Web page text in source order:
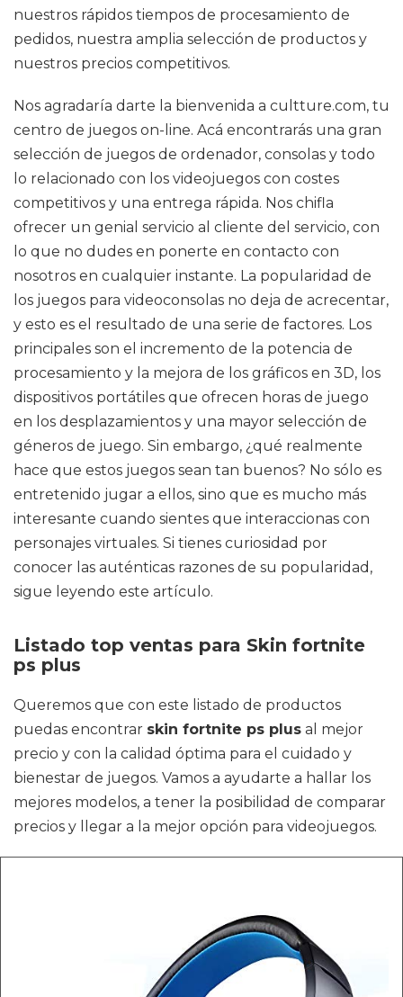
nuestros rápidos tiempos de procesamiento de
pedidos, nuestra amplia selección de productos y
nuestros precios competitivos.
Nos agradaría darte la bienvenida a cultture.com, tu
centro de juegos on-line. Acá encontrarás una gran
selección de juegos de ordenador, consolas y todo
lo relacionado con los videojuegos con costes
competitivos y una entrega rápida. Nos chifla
ofrecer un genial servicio al cliente del servicio, con
lo que no dudes en ponerte en contacto con
nosotros en cualquier instante. La popularidad de
los juegos para videoconsolas no deja de acrecentar,
y esto es el resultado de una serie de factores. Los
principales son el incremento de la potencia de
procesamiento y la mejora de los gráficos en 3D, los
dispositivos portátiles que ofrecen horas de juego
en los desplazamientos y una mayor selección de
géneros de juego. Sin embargo, ¿qué realmente
hace que estos juegos sean tan buenos? No sólo es
entretenido jugar a ellos, sino que es mucho más
interesante cuando sientes que interaccionas con
personajes virtuales. Si tienes curiosidad por
conocer las auténticas razones de su popularidad,
sigue leyendo este artículo.
Listado top ventas para Skin fortnite
ps plus
Queremos que con este listado de productos
puedas encontrar skin fortnite ps plus al mejor
precio y con la calidad óptima para el cuidado y
bienestar de juegos. Vamos a ayudarte a hallar los
mejores modelos, a tener la posibilidad de comparar
precios y llegar a la mejor opción para videojuegos.